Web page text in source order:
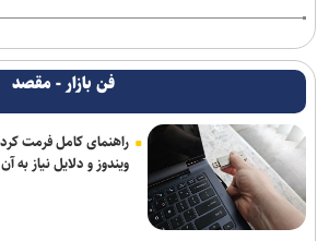
فن بازار - مقصد
ویندوز و دلایل نیاز به آن